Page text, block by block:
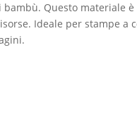
Questo materiale è
Ideale per stampe a